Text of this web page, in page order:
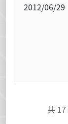
2012/06/29
共 17